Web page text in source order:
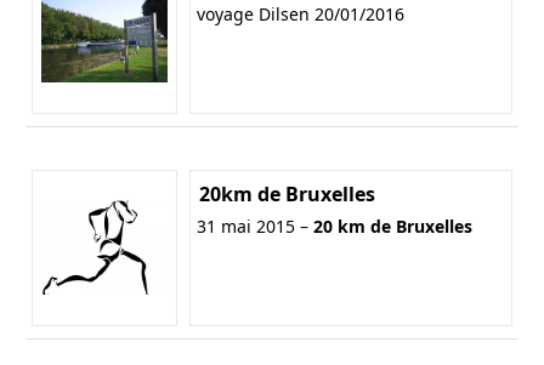
voyage Dilsen 20/01/2016
20km de Bruxelles
31 mai 2015 – 20 km de Bruxelles